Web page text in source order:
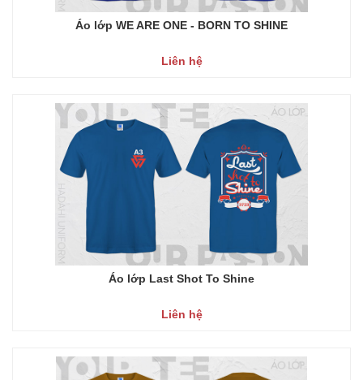
Áo lớp WE ARE ONE - BORN TO SHINE
Liên hệ
Áo lớp Last Shot To Shine
Liên hệ